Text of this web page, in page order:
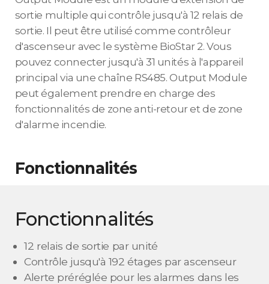
sortie multiple qui contrôle jusqu'à 12 relais de
sortie. Il peut être utilisé comme contrôleur
d'ascenseur avec le système BioStar 2. Vous
pouvez connecter jusqu'à 31 unités à l'appareil
principal via une chaîne RS485. Output Module
peut également prendre en charge des
fonctionnalités de zone anti-retour et de zone
d'alarme incendie.
Fonctionnalités
Fonctionnalités
12 relais de sortie par unité
Contrôle jusqu'à 192 étages par ascenseur
Alerte préréglée pour les alarmes dans les